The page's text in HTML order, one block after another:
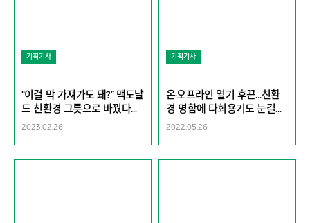
기획기사
“이걸 막 가져가도 돼?” 맥도날
드 친환경 그릇으로 바꿨다가,
이런일이 [지구, 뭐래?]
2023.02.26
기획기사
온·오프라인 열기 후끈…친환
경 명함에 다회용기도 눈길
[H.eco Forum 2022-기후위
2022.05.26